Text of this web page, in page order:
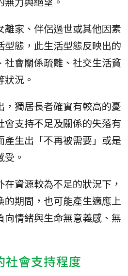
離家、伴侶過世或其他因素
型態，此生活型態反映出的
社會關係疏離、社交生活貧
況。
，獨居長者確實有較高的憂
會支持不足及關係的失落有
產生出「不再被需要」或是
受。
資源較為不足的狀況下，
的期間，也可能產生適應上
向情緒與生命無意義感、無
社會支持程度